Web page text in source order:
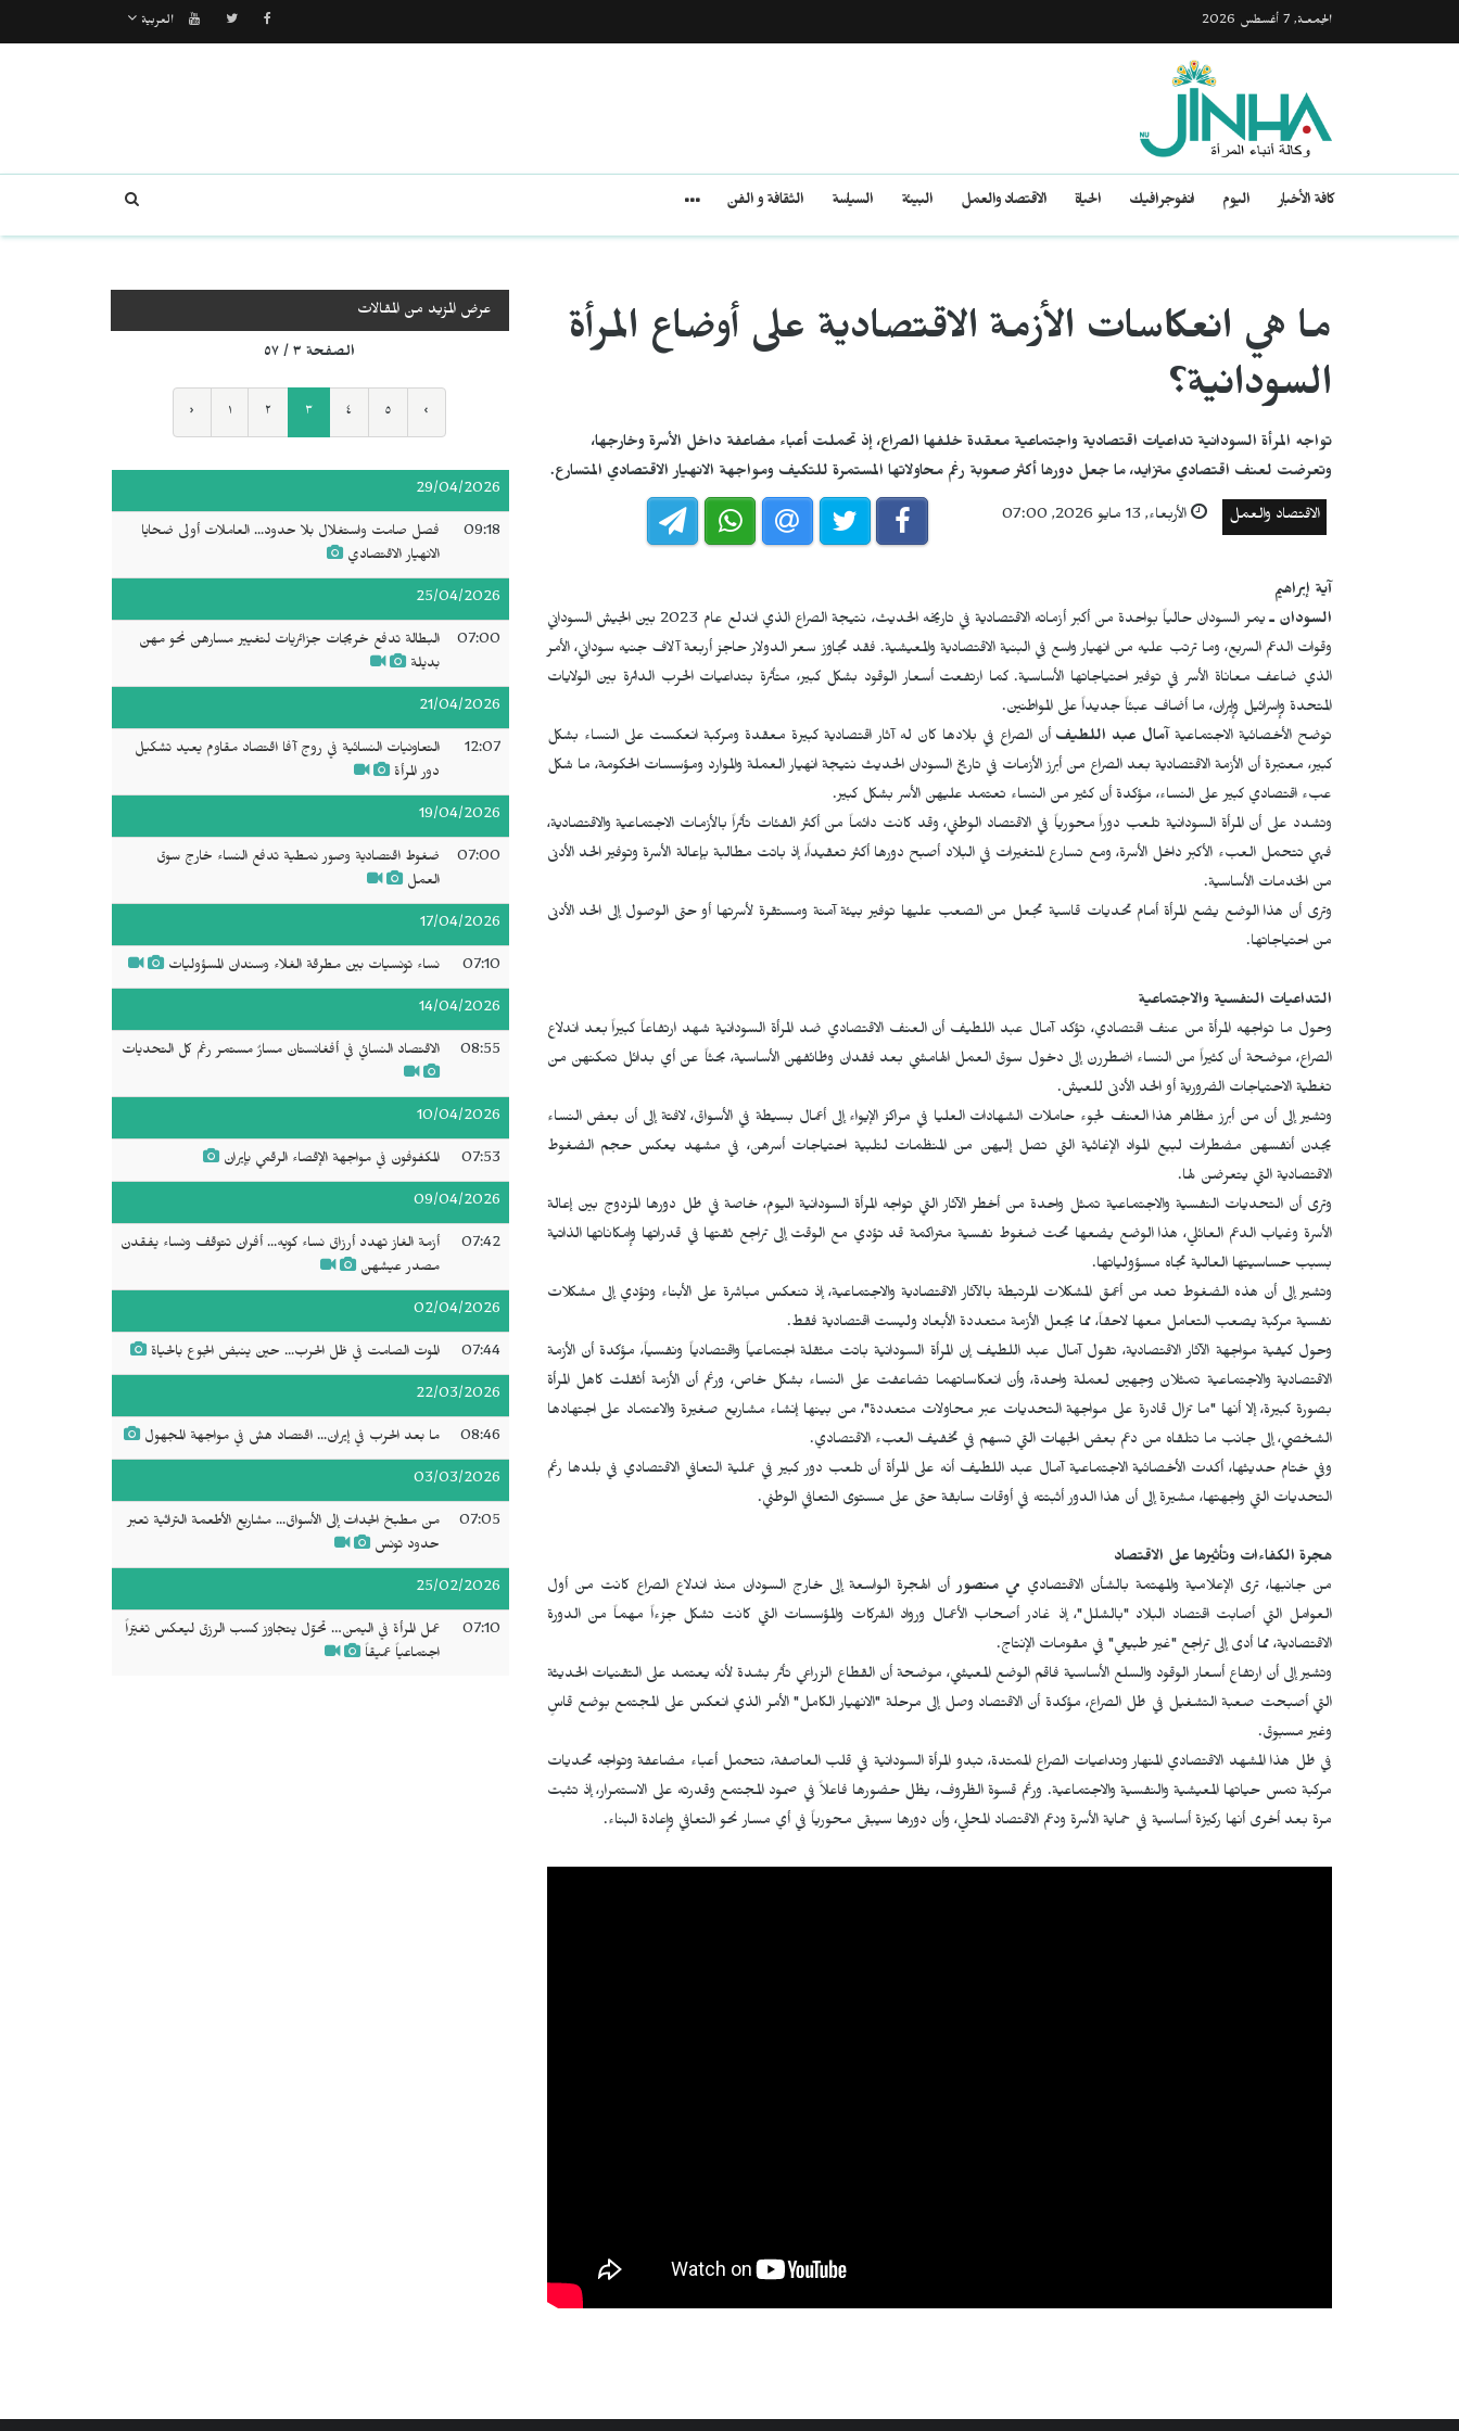
الجمعـة, 7 أغسطس 2026 العربية
كافة الأخبار اليوم انفوجرافيك الحياة الاقتصاد والعمل البيئة السياسة الثقافة و الفن
ما هي انعكاسات الأزمة الاقتصادية على أوضاع المرأة
السودانية؟
تواجه المرأة السودانية تداعيات اقتصادية واجتماعية معقدة خلفها الصراع، إذ تحملت أعباء مضاعفة داخل الأسرة وخارجها،
وتعرضت لعنف اقتصادي متزايد، ما جعل دورها أكثر صعوبة رغم محاولاتها المستمرة للتكيف ومواجهة الانهيار الاقتصادي المتسارع.
الاقتصاد والعمل الأربعاء, 13 مايو 2026, 07:00
آية إبراهيم
السودان ـ
يمر السودان حالياً بواحدة من أكبر أزماته الاقتصادية في تاريخه الحديث، نتيجة الصراع الذي اندلع عام 2023 بين الجيش السوداني
وقوات الدعم السريع، وما ترتب عليه من انهيار واسع في البنية الاقتصادية والمعيشية. فقد تجاوز سعر الدولار حاجز أربعة آلاف جنيه سوداني، الأمر
الذي ضاعف معاناة الأسر في توفير احتياجاتها الأساسية. كما ارتفعت أسعار الوقود بشكل كبير، متأثرة بتداعيات الحرب الدائرة بين الولايات
المتحدة وإسرائيل وإيران، ما أضاف عبئاً جديداً على المواطنين.
توضح الأخصائية الاجتماعية آمال عبد اللطيف أن الصراع في بلادها كان له آثار اقتصادية كبيرة معقدة ومركبة انعكست على النساء بشكل
كبير، معتبرة أن الأزمة الاقتصادية بعد الصراع من أبرز الأزمات في تاريخ السودان الحديث نتيجة انهيار العملة والموارد ومؤسسات الحكومة، ما شكل
عبء اقتصادي كبير على النساء، مؤكدة أن كثير من النساء تعتمد عليهن الأسر بشكل كبير.
وتشدد على أن المرأة السودانية تلعب دوراً محورياً في الاقتصاد الوطني، وقد كانت دائماً من أكثر الفئات تأثراً بالأزمات الاجتماعية والاقتصادية،
فهي تتحمل العبء الأكبر داخل الأسرة، ومع تسارع المتغيرات في البلاد أصبح دورها أكثر تعقيداً، إذ باتت مطالبة بإعالة الأسرة وتوفير الحد الأدنى
من الخدمات الأساسية.
وترى أن هذا الوضع يضع المرأة أمام تحديات قاسية تجعل من الصعب عليها توفير بيئة آمنة ومستقرة لأسرتها أو حتى الوصول إلى الحد الأدنى
من احتياجاتها.
التداعيات النفسية والاجتماعية
وحول ما تواجهه المرأة من عنف اقتصادي، تؤكد آمال عبد اللطيف أن العنف الاقتصادي ضد المرأة السودانية شهد ارتفاعاً كبيراً بعد اندلاع
الصراع، موضحة أن كثيراً من النساء اضطررن إلى دخول سوق العمل الهامشي بعد فقدان وظائفهن الأساسية، بحثاً عن أي بدائل تمكنهن من
تغطية الاحتياجات الضرورية أو الحد الأدنى للعيش.
وتشير إلى أن من أبرز مظاهر هذا العنف لجوء حاملات الشهادات العليا في مراكز الإيواء إلى أعمال بسيطة في الأسواق، لافتة إلى أن بعض النساء
يجدن أنفسهن مضطرات لبيع المواد الإغاثية التي تصل إليهن من المنظمات لتلبية احتياجات أسرهن، في مشهد يعكس حجم الضغوط
الاقتصادية التي يتعرضن لها.
وترى أن التحديات النفسية والاجتماعية تمثل واحدة من أخطر الآثار التي تواجه المرأة السودانية اليوم، خاصة في ظل دورها المزدوج بين إعالة
الأسرة وغياب الدعم العائلي، هذا الوضع يضعها تحت ضغوط نفسية متراكمة قد تؤدي مع الوقت إلى تراجع ثقتها في قدراتها وإمكاناتها الذاتية
بسبب حساسيتها العالية تجاه مسؤولياتها.
وتشير إلى أن هذه الضغوط تعد من أعمق المشكلات المرتبطة بالآثار الاقتصادية والاجتماعية، إذ تنعكس مباشرة على الأبناء وتؤدي إلى مشكلات
نفسية مركبة يصعب التعامل معها لاحقاً، مما يجعل الأزمة متعددة الأبعاد وليست اقتصادية فقط.
وحول كيفية مواجهة الآثار الاقتصادية، تقول آمال عبد اللطيف إن المرأة السودانية باتت مثقلة اجتماعياً واقتصادياً ونفسياً، مؤكدة أن الأزمة
الاقتصادية والاجتماعية تمثلان وجهين لعملة واحدة، وأن انعكاساتهما تضاعفت على النساء بشكل خاص، ورغم أن الأزمة أثقلت كاهل المرأة
بصورة كبيرة، إلا أنها "ما تزال قادرة على مواجهة التحديات عبر محاولات متعددة"، من بينها إنشاء مشاريع صغيرة والاعتماد على اجتهادها
الشخصي، إلى جانب ما تتلقاه من دعم بعض الجهات التي تسهم في تخفيف العبء الاقتصادي.
وفي ختام حديثها، أكدت الأخصائية الاجتماعية آمال عبد اللطيف أنه على المرأة أن تلعب دور كبير في عملية التعافي الاقتصادي في بلدها رغم
التحديات التي واجهتها، مشيرة إلى أن هذا الدور أثبتته في أوقات سابقة حتى على مستوى التعافي الوطني.
هجرة الكفاءات وتأثيرها على الاقتصاد
من جانبها، ترى الإعلامية والمهتمة بالشأن الاقتصادي مي منصورأن الهجرة الواسعة إلى خارج السودان منذ اندلاع الصراع كانت من أول
العوامل التي أصابت اقتصاد البلاد "بالشلل"، إذ غادر أصحاب الأعمال ورواد الشركات والمؤسسات التي كانت تشكل جزءاً مهماً من الدورة
الاقتصادية، مما أدى إلى تراجع "غير طبيعي" في مقومات الإنتاج.
وتشير إلى أن ارتفاع أسعار الوقود والسلع الأساسية فاقم الوضع المعيشي، موضحة أن القطاع الزراعي تأثر بشدة لأنه يعتمد على التقنيات الحديثة
التي أصبحت صعبة التشغيل في ظل الصراع، مؤكدة أن الاقتصاد وصل إلى مرحلة "الانهيار الكامل" الأمر الذي انعكس على المجتمع بوضع قاسٍ
وغير مسبوق.
في ظل هذا المشهد الاقتصادي المنهار وتداعيات الصراع الممتدة، تبدو المرأة السودانية في قلب العاصفة، تتحمل أعباء مضاعفة وتواجه تحديات
مركبة تمس حياتها المعيشية والنفسية والاجتماعية. ورغم قسوة الظروف، يظل حضورها فاعلاً في صمود المجتمع وقدرته على الاستمرار، إذ تثبت
مرة بعد أخرى أنها ركيزة أساسية في حماية الأسرة ودعم الاقتصاد المحلي، وأن دورها سيبقى محورياً في أي مسار نحو التعافي وإعادة البناء.
عرض المزيد من المقالات
الصفحة ٣ / ٥٧
‹ ١ ٢ ٣ ٤ ٥ ›
29/04/2026
09:18
فصل صامت واستغلال بلا حدود... العاملات أولى ضحايا
الانهيار الاقتصادي
25/04/2026
07:00
البطالة تدفع خريجات جزائريات لتغيير مسارهن نحو مهن
بديلة
21/04/2026
12:07
التعاونيات النسائية في روج آفا اقتصاد مقاوم يعيد تشكيل
دور المرأة
19/04/2026
07:00
ضغوط اقتصادية وصور نمطية تدفع النساء خارج سوق
العمل
17/04/2026
07:10 نساء تونسيات بين مطرقة الغلاء وسندان المسؤوليات
14/04/2026
08:55 الاقتصاد النسائي في أفغانستان مسارٌ مستمر رغم كل التحديات
10/04/2026
07:53 المكفوفون في مواجهة الإقصاء الرقمي بإيران
09/04/2026
07:42
أزمة الغاز تهدد أرزاق نساء كويه... أفران تتوقف ونساء يفقدن
مصدر عيشهن
02/04/2026
07:44 الموت الصامت في ظل الحرب... حين ينبض الجوع بالحياة
22/03/2026
08:46 ما بعد الحرب في إيران... اقتصاد هش في مواجهة المجهول
03/03/2026
07:05
من مطبخ الجدات إلى الأسواق... مشاريع الأطعمة التراثية تعبر
حدود تونس
25/02/2026
07:10
عمل المرأة في اليمن… تحوّل يتجاوز كسب الرزق ليعكس تغيّراً
اجتماعياً عميقاً